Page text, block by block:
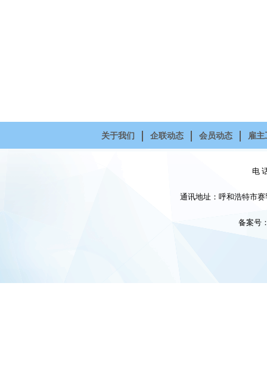
关于我们 企联动态 会员动态 雇主
电
通讯地址：呼和浩特市
备案号